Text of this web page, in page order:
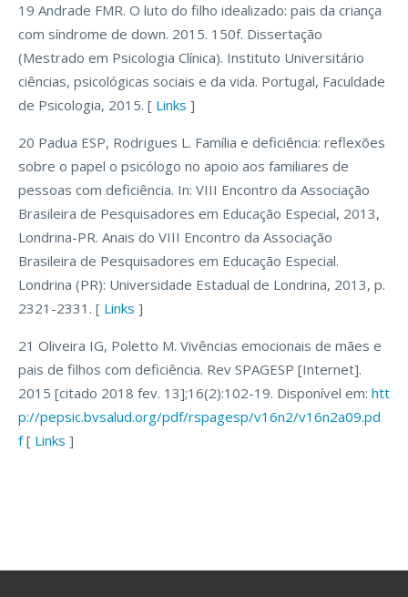
19 Andrade FMR. O luto do filho idealizado: pais da criança
com síndrome de down. 2015. 150f. Dissertação
(Mestrado em Psicologia Clínica). Instituto Universitário
ciências, psicológicas sociais e da vida. Portugal, Faculdade
de Psicologia, 2015. [ Links ]
20 Padua ESP, Rodrigues L. Família e deficiência: reflexões
sobre o papel o psicólogo no apoio aos familiares de
pessoas com deficiência. In: VIII Encontro da Associação
Brasileira de Pesquisadores em Educação Especial, 2013,
Londrina-PR. Anais do VIII Encontro da Associação
Brasileira de Pesquisadores em Educação Especial.
Londrina (PR): Universidade Estadual de Londrina, 2013, p.
2321-2331. [ Links ]
21 Oliveira IG, Poletto M. Vivências emocionais de mães e
pais de filhos com deficiência. Rev SPAGESP [Internet].
2015 [citado 2018 fev. 13];16(2):102-19. Disponível em: htt
p://pepsic.bvsalud.org/pdf/rspagesp/v16n2/v16n2a09.pd
f[ Links ]